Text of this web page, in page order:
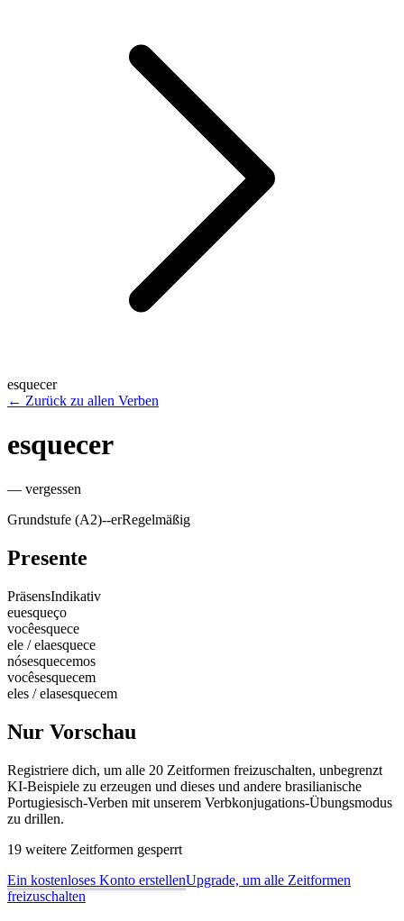
esquecer
← Zurück zu allen Verben
esquecer
— vergessen
Grundstufe (A2)--erRegelmäßig
Presente
PräsensIndikativ
euesqueço
vocêesquece
ele / elaesquece
nósesquecemos
vocêsesquecem
eles / elasesquecem
Nur Vorschau
Registriere dich, um alle 20 Zeitformen freizuschalten, unbegrenzt
KI-Beispiele zu erzeugen und dieses und andere brasilianische
Portugiesisch-Verben mit unserem Verbkonjugations-Übungsmodus
zu drillen.
19 weitere Zeitformen gesperrt
Ein kostenloses Konto erstellenUpgrade, um alle Zeitformen
freizuschalten